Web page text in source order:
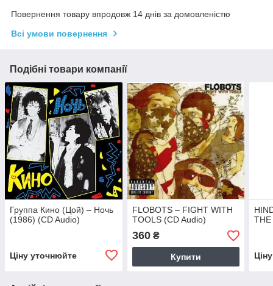
Повернення товару впродовж 14 днів за домовленістю
Всі умови повернення
Подібні товари компанії
Группа Кино (Цой) – Ночь
(1986) (CD Audio)
Ціну уточнюйте
FLOBOTS – FIGHT WITH
TOOLS (CD Audio)
360₴
Купити